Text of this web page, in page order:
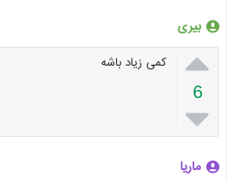
بیری

6

کمی زیاد باشه
ماریا